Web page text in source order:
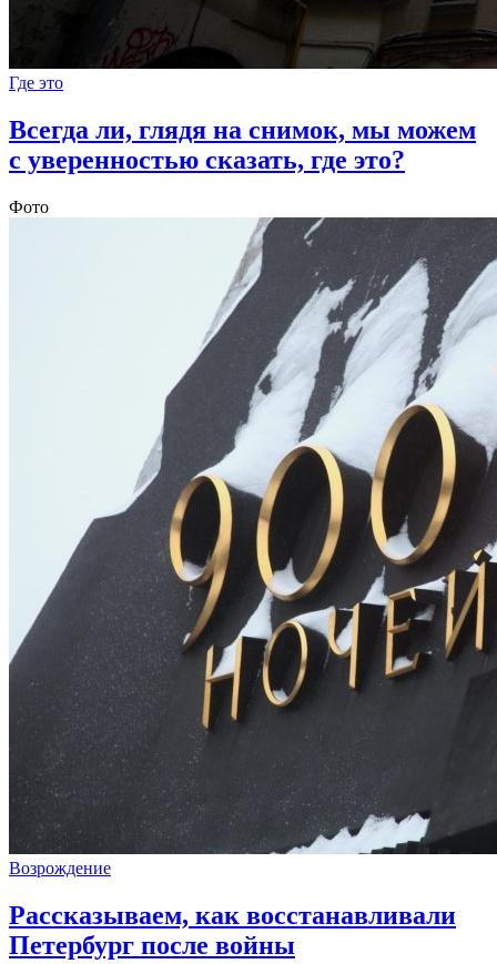
Где это
Всегда ли, глядя на снимок, мы можем
с уверенностью сказать, где это?
Фото
Возрождение
Рассказываем, как восстанавливали
Петербург после войны